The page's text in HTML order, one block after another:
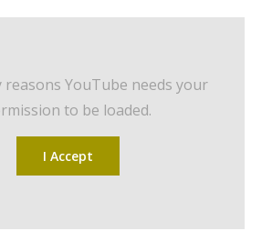
reasons YouTube needs your
to be loaded.
I Accept